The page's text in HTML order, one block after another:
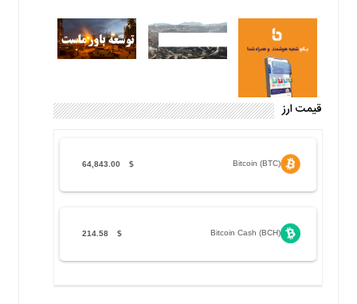
قیمت ارز
Bitcoin (BTC)
$
64,843.00
Bitcoin Cash (BCH)
$
214.58